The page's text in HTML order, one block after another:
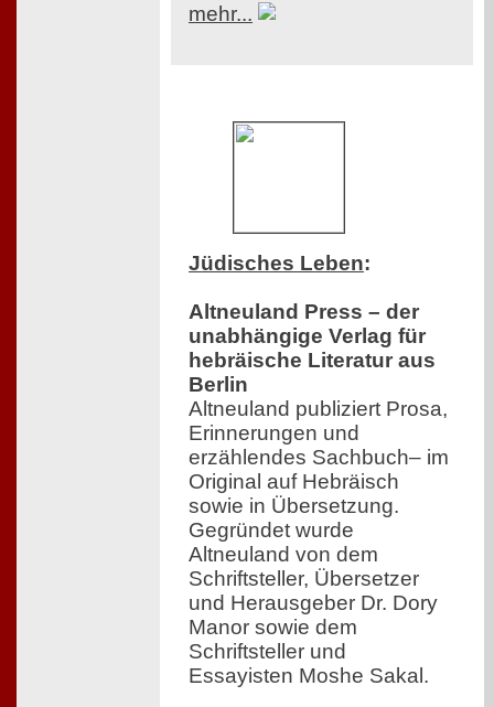
mehr...
Jüdisches Leben:
Altneuland Press – der
unabhängige Verlag für
hebräische Literatur aus
Berlin
Altneuland publiziert Prosa,
Erinnerungen und
erzählendes Sachbuch– im
Original auf Hebräisch
sowie in Übersetzung.
Gegründet wurde
Altneuland von dem
Schriftsteller, Übersetzer
und Herausgeber Dr. Dory
Manor sowie dem
Schriftsteller und
Essayisten Moshe Sakal.